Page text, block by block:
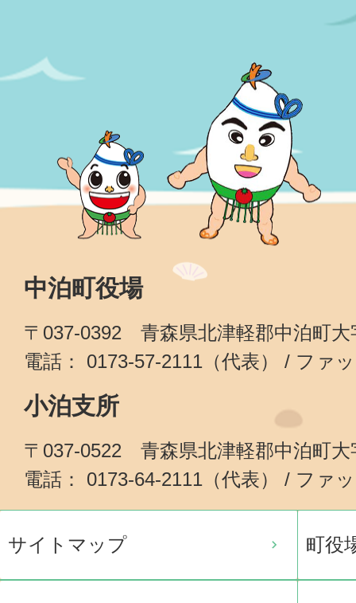
中泊町役場
〒037-0392 青森県北津軽郡中泊町大
電話： 0173-57-2111（代表） / ファ
小泊支所
〒037-0522 青森県北津軽郡中泊町大
電話： 0173-64-2111（代表） / ファ
サイトマップ 町役